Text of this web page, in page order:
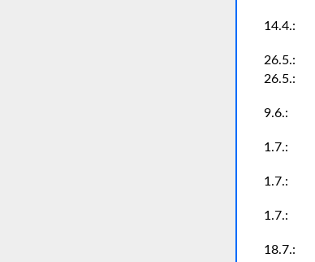
14.4.:
26.5.:
26.5.:
9.6.:
1.7.:
1.7.:
1.7.:
18.7.: